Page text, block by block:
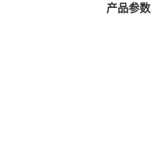
产品参数